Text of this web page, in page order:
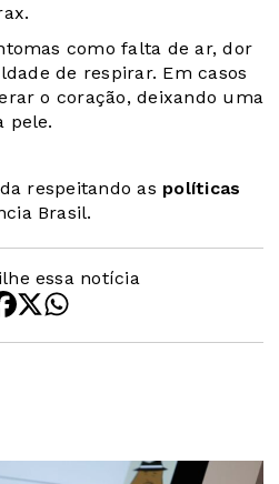
como falta de ar, dor
de respirar. Em casos
o coração, deixando uma
pele.
respeitando as políticas
Brasil.
essa notícia